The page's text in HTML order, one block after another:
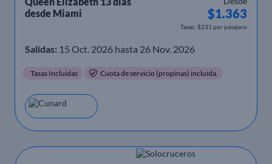
desde Miami
$1.363
Tasas: $231 por pasajero
Salidas: 15 Oct. 2026 hasta 26 Nov. 2026
Tasas Incluidas Cuota de servicio (propinas) incluida.